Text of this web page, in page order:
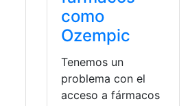
como
Ozempic
Tenemos un
problema con el
acceso a fármacos